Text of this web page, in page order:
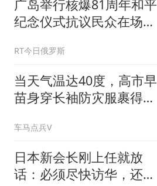
广岛举行核爆81周年和平
纪念仪式抗议民众在场外
RT今日俄罗斯
当天气温达40度，高市早
苗身穿长袖防灾服裹得严
车马点兵V
日本新会长刚上任就放
话：必须尽快访华，还点